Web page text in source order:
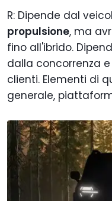
R: Dipende dal
propulsione, ma
fino all'ibrido.
dalla concorrenza
clienti. Elementi di
generale,